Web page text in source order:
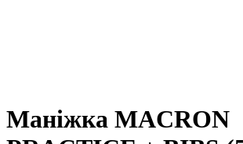
Маніжка MACRON